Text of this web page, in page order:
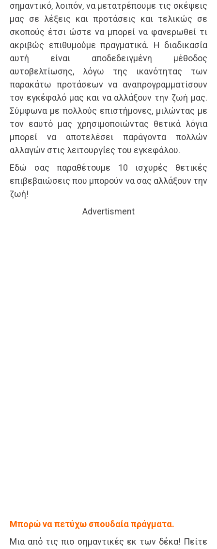
σημαντικό, λοιπόν, να μετατρέπουμε τις σκέψεις
μας σε λέξεις και προτάσεις και τελικώς σε
σκοπούς έτσι ώστε να μπορεί να φανερωθεί τι
ακριβώς επιθυμούμε πραγματικά. Η διαδικασία
αυτή είναι αποδεδειγμένη μέθοδος
αυτοβελτίωσης, λόγω της ικανότητας των
παρακάτω προτάσεων να αναπρογραμματίσουν
τον εγκέφαλό μας και να αλλάξουν την ζωή μας.
Σύμφωνα με πολλούς επιστήμονες, μιλώντας με
τον εαυτό μας χρησιμοποιώντας θετικά λόγια
μπορεί να αποτελέσει παράγοντα πολλών
αλλαγών στις λειτουργίες του εγκεφάλου.
Εδώ σας παραθέτουμε 10 ισχυρές θετικές
επιβεβαιώσεις που μπορούν να σας αλλάξουν την
ζωή!
Advertisment
Μπορώ να πετύχω σπουδαία πράγματα.
Μια από τις πιο σημαντικές εκ των δέκα! Πείτε